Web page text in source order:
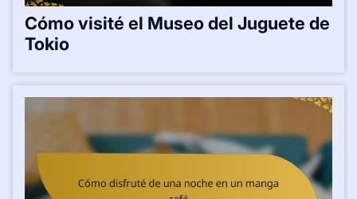
Cómo visité el Museo del Juguete de
Tokio